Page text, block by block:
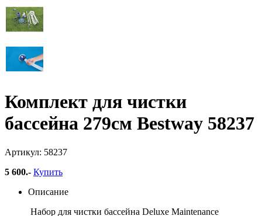
Комплект для чистки
бассейна 279см Bestway 58237
Артикул: 58237
5 600.- Купить
Описание
Набор для чистки бассейна Deluxe Maintenance